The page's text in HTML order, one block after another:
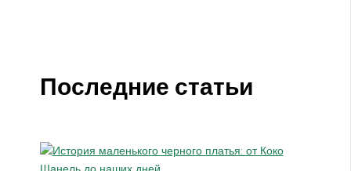
Последние статьи